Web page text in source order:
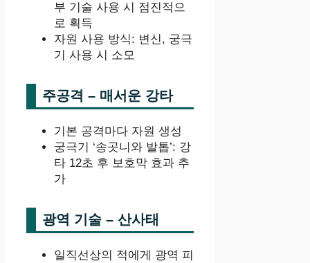
부 기술 사용 시 점진적으
로 획득
자원 사용 방식: 변신, 궁극
기 사용 시 소모
주공격 – 매서운 강타
기본 공격마다 자원 생성
궁극기 ‘송곳니와 발톱’: 강
타 12초 후 보호막 효과 추
가
광역 기술 – 산사태
일직선상의 적에게 광역 피